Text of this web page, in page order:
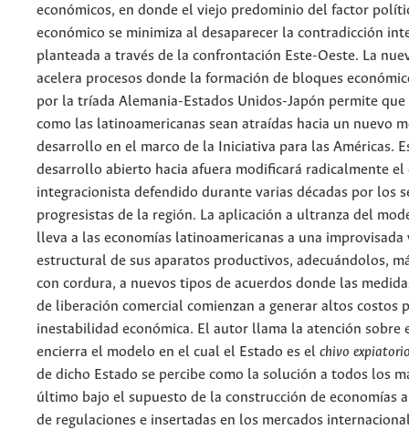
económicos, en donde el viejo predominio del factor
económico se minimiza al desaparecer la contradicción
planteada a través de la confrontación Este-Oeste. La
acelera procesos donde la formación de bloques
por la tríada Alemania-Estados Unidos-Japón permite que
como las latinoamericanas sean atraídas hacia un nuevo
desarrollo en el marco de la Iniciativa para las Américas.
desarrollo abierto hacia afuera modificará radicalmente
integracionista defendido durante varias décadas por los
progresistas de la región. La aplicación a ultranza del
lleva a las economías latinoamericanas a una improvisada
estructural de sus aparatos productivos, adecuándolos,
con cordura, a nuevos tipos de acuerdos donde las
de liberación comercial comienzan a generar altos costos
inestabilidad económica. El autor llama la atención sobre
encierra el modelo en el cual el Estado es el chivo
de dicho Estado se percibe como la solución a todos los
último bajo el supuesto de la construcción de economías
de regulaciones e insertadas en los mercados